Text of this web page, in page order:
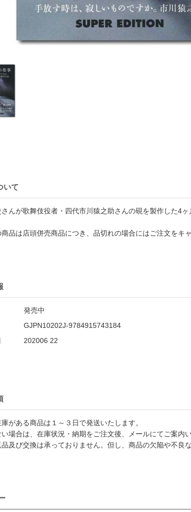
いて
んが歌舞伎役者・四代市川猿之助さんの硯を製作した4
商品は店頭併売商品につき、品切れの場合にはご注文を
発売中
GJPN10202J-9784915743184
202006 22
がある商品は１～３日で発送いたします。
場合は、在庫状況・納期をご注文後、メールにてご案内
及び交換は承っておりません。但し、商品の欠陥や不良